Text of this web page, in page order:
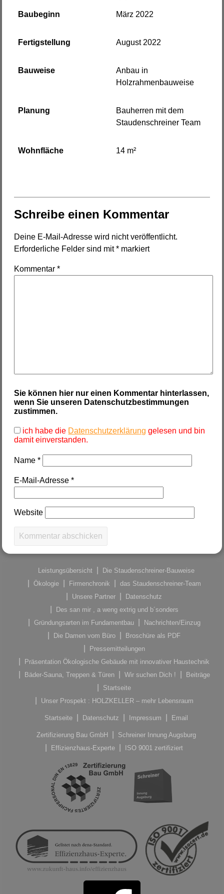
Baubeginn März 2022
Fertigstellung August 2022
Bauweise
Anbau in
Holzrahmenbauweise
Planung
Bauherren mit dem
Staudenschreiner Team
Wohnfläche 14 m²
Schreibe einen Kommentar
Deine E-Mail-Adresse wird nicht veröffentlicht.
Erforderliche Felder sind mit* markiert
Kommentar*
Sie können hier nur einen Kommentar hinterlassen,
wenn Sie unseren Datenschutzbestimmungen
zustimmen.
ich habe die Datenschutzerklärung gelesen und bin
damit einverstanden.
Name*
E-Mail-Adresse*
Website
Leistungsübersicht
Die Staudenschreiner-Bauweise
Ökologie
Firmenchronik
das Staudenschreiner-Team
Unsere Partner
Datenschutz
Des san mir , a weng extrig und b´sonders
Gründungsarten im Fundamentbau
Nachrichten/Einzug
Die Damen vom Büro
Broschüre als PDF
Pressemitteilungen
Präsentation Ökologische Gebäude mit innovativer Haustechnik
Bäder-Sauna, Treppen & Türen
Wir suchen Dich !
Beiträge
Startseite
Unser Prospekt : HOLZKELLER – mehr Lebensraum
Startseite Datenschutz Impressum Email
Zertifizierung Bau GmbH
Schreiner Innung Augsburg
Effizienzhaus-Experte
ISO 9001 zertifiziert